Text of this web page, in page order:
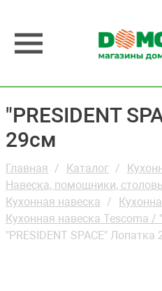
"PRESIDENT
29см
Главная Каталог
Навеска, помощники,
Кухонная навеска
Кухонная навеска Tescoma /
"PRESIDENT SPACE" Лопатка